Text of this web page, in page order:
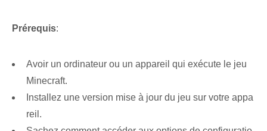
Prérequis:
Avoir un ordinateur ou un appareil qui exécute le jeu
Minecraft.
Installez une version mise à jour du jeu sur votre appa
reil.